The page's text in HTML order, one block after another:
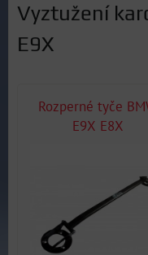
Vyztužení
E9X
Rozperné tyče
E9X E8X